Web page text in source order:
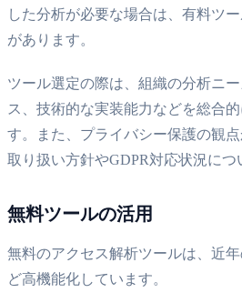
した分析が必要な場合は、有料ツ
があります。
ツール選定の際は、組織の分析ニ
ス、技術的な実装能力などを総合
す。また、プライバシー保護の観
取り扱い方針やGDPR対応状況につ
無料ツールの活用
無料のアクセス解析ツールは、近
ど高機能化しています。